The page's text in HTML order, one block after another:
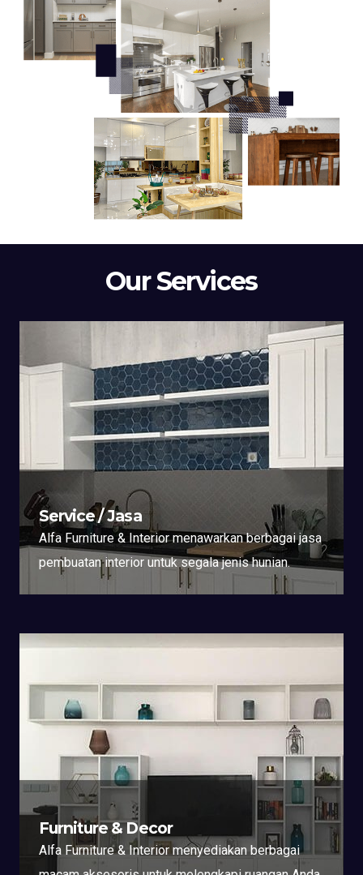
Our Services
Service / Jasa
Alfa Furniture & Interior menawarkan berbagai jasa
pembuatan interior untuk segala jenis hunian.
Furniture & Decor
Alfa Furniture & Interior menyediakan berbagai